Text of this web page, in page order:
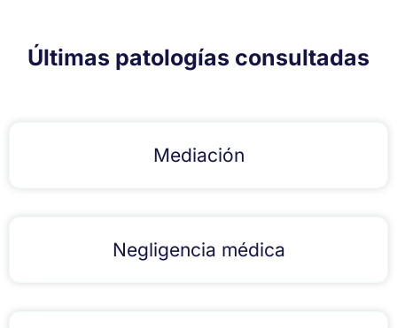
Últimas patologías consultadas
Mediación
Negligencia médica